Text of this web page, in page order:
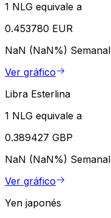
1 NLG equivale a
0.453780 EUR
NaN (NaN%) Semanal
Ver gráfico
Libra Esterlina
1 NLG equivale a
0.389427 GBP
NaN (NaN%) Semanal
Ver gráfico
Yen japonés